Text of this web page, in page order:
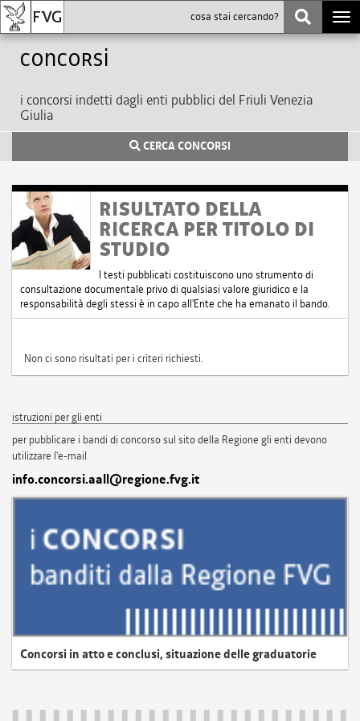
Concorsi
i concorsi indetti dagli enti pubblici del Friuli Venezia
Giulia
CERCA CONCORSI
RISULTATO DELLA
RICERCA PER TITOLO DI
STUDIO
I testi pubblicati costituiscono uno strumento di
consultazione documentale privo di qualsiasi valore giuridico e la
responsabilità degli stessi è in capo all'Ente che ha emanato il bando.
Non ci sono risultati per i criteri richiesti.
istruzioni per gli enti
per pubblicare i bandi di concorso sul sito della Regione gli enti devono
utilizzare l'e-mail
info.concorsi.aall@regione.fvg.it
Concorsi in atto e conclusi, situazione delle graduatorie